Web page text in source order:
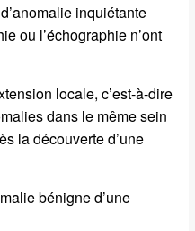
inquiétante
ou l’échographie n’ont
locale, c’est-à-dire
dans le même sein
la découverte d’une
bénigne d’une